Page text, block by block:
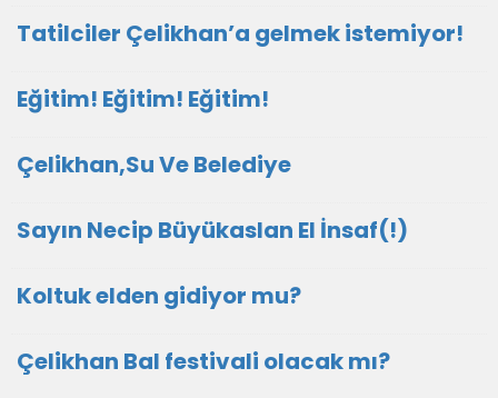
Tatilciler Çelikhan’a gelmek istemiyor!
Eğitim! Eğitim! Eğitim!
Çelikhan,Su Ve Belediye
Sayın Necip Büyükaslan El İnsaf(!)
Koltuk elden gidiyor mu?
Çelikhan Bal festivali olacak mı?